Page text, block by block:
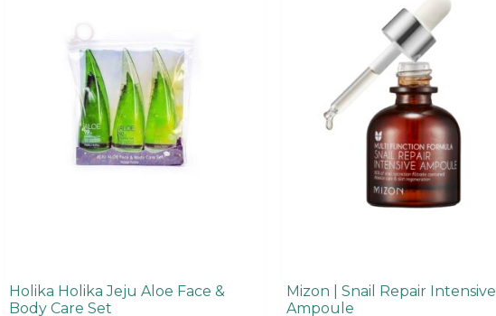
Holika Holika Jeju Aloe Face &
Body Care Set
Mizon | Snail Repair Intensive
Ampoule